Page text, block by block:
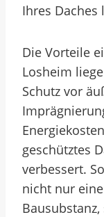
Ihres
Die Vorteile
Losheim
Schutz vor
geschütztes
verbessert.
nicht nur